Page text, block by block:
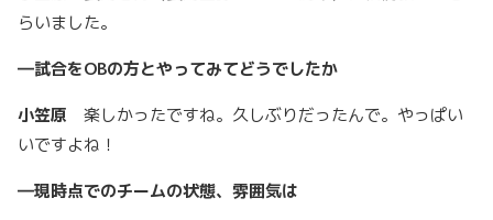
らいました。
―試合をOBの方とやってみてどうでしたか
小笠原 楽しかったですね。久しぶりだったんで。やっぱい
いですよね！
―現時点でのチームの状態、雰囲気は